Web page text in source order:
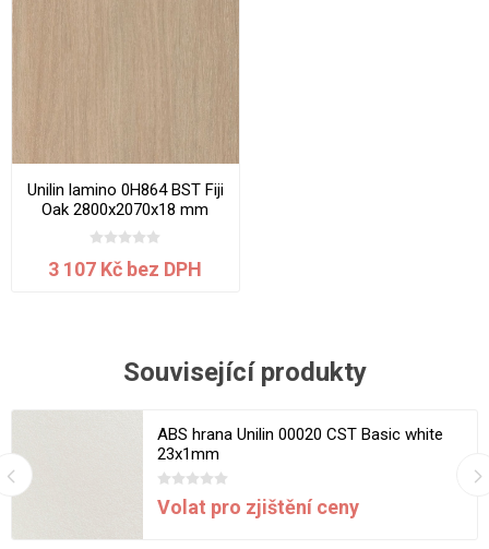
Unilin lamino 0H864 BST Fiji
Oak 2800x2070x18 mm
3 107 Kč bez DPH
Související produkty
ABS hrana Unilin 00020 CST Basic white
23x1mm
Volat pro zjištění ceny